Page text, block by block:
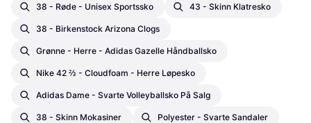
38 - Røde - Unisex Sportssko 43 - Skinn Klatresko
38 - Birkenstock Arizona Clogs
Grønne - Herre - Adidas Gazelle Håndballsko
Nike 42 ⅔ - Cloudfoam - Herre Løpesko
Adidas Dame - Svarte Volleyballsko På Salg
38 - Skinn Mokasiner Polyester - Svarte Sandaler